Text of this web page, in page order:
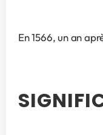
En 1566, un an